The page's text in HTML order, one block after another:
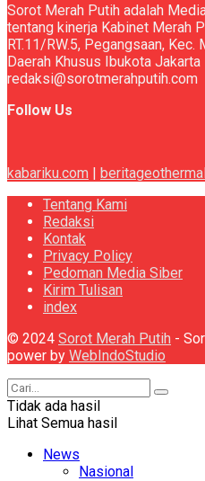
Sorot Merah Putih adalah
tentang kinerja Kabinet Merah
RT.11/RW.5, Pegangsaan,
Daerah Khusus Ibukota
redaksi@sorotmerahputih.com
Follow Us
kabariku.com |
Tentang Kami
Redaksi
Kontak
Privacy Policy
Pedoman Media Siber
Kirim Tulisan
index
© 2024 Sorot Merah Putih -
power by WebIndoStudio
Tidak ada hasil
Lihat Semua hasil
News
Nasional